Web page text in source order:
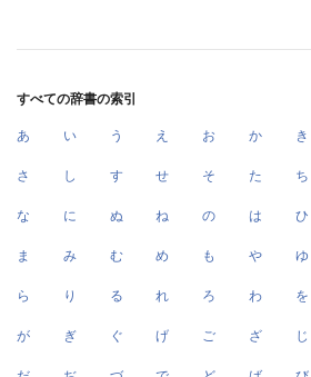
すべての辞書の索引
あ い う え お か き
さ し す せ そ た ち
な に ぬ ね の は ひ
ま み む め も や ゆ
ら り る れ ろ わ を
が ぎ ぐ げ ご ざ じ